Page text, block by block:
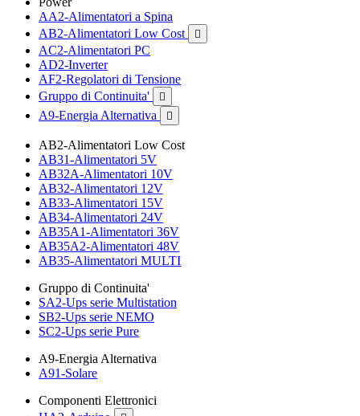
AA2-Alimentatori a Spina
AB2-Alimentatori Low Cost

AC2-Alimentatori PC
AD2-Inverter
AF2-Regolatori di Tensione
Gruppo di Continuita'

A9-Energia Alternativa 
AB2-Alimentatori Low Cost
AB31-Alimentatori 5V
AB32A-Alimentatori 10V
AB32-Alimentatori 12V
AB33-Alimentatori 15V
AB34-Alimentatori 24V
AB35A1-Alimentatori 36V
AB35A2-Alimentatori 48V
AB35-Alimentatori MULTI
Gruppo di Continuita'
SA2-Ups serie Multistation
SB2-Ups serie NEMO
SC2-Ups serie Pure
A9-Energia Alternativa
A91-Solare
Componenti Elettronici